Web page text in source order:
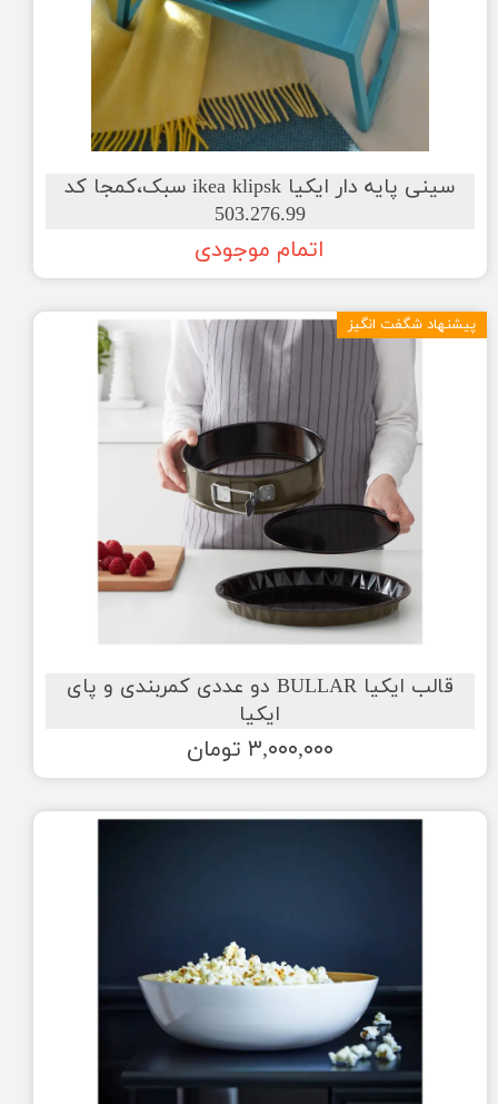
سینی پایه دار ایکیا ikea klipsk سبک،کمجا کد
503.276.99
اتمام موجودی
قالب ایکیا BULLAR دو عددی کمربندی و پای
ایکیا
۳,۰۰۰,۰۰۰ تومان
پیشنهاد شگفت انگیز